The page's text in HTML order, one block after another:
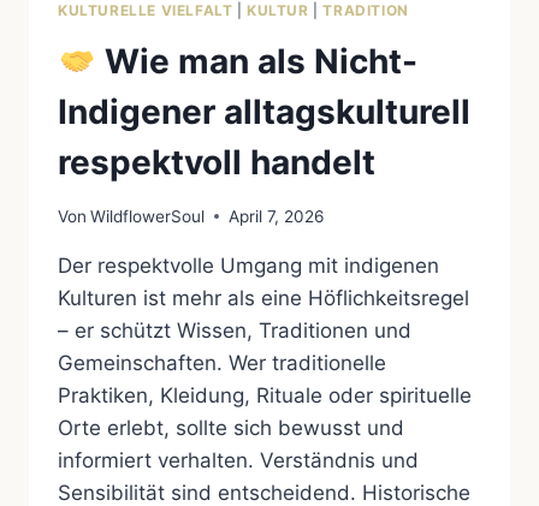
KULTURELLE VIELFALT |KULTUR |TRADITION
Wie man als Nicht-
Indigener alltagskulturell
respektvoll handelt
Von WildflowerSoul April 7, 2026
Der respektvolle Umgang mit indigenen
Kulturen ist mehr als eine Höflichkeitsregel
– er schützt Wissen, Traditionen und
Gemeinschaften. Wer traditionelle
Praktiken, Kleidung, Rituale oder spirituelle
Orte erlebt, sollte sich bewusst und
informiert verhalten. Verständnis und
Sensibilität sind entscheidend. Historische